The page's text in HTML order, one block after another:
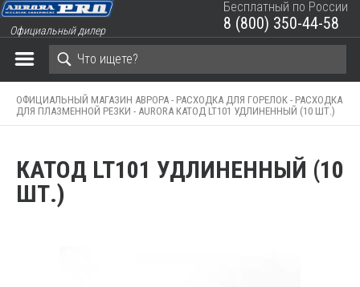
Официальный дилер
Бесплатный по России
8 (800) 350-44-58
ОФИЦИАЛЬНЫЙ МАГАЗИН АВРОРА - РАСХОДКА ДЛЯ ГОРЕЛОК - РАСХОДКА
ДЛЯ ПЛАЗМЕННОЙ РЕЗКИ - AURORA КАТОД LT101 УДЛИНЕННЫЙ (10 ШТ.)
КАТОД LT101 УДЛИНЕННЫЙ (10
ШТ.)
ЗАКРЫТЬ КОРЗИНУ